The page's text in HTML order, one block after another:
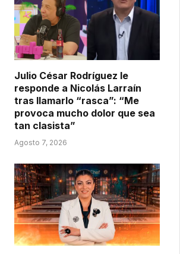
Julio César Rodríguez le
responde a Nicolás Larraín
tras llamarlo “rasca”: “Me
provoca mucho dolor que sea
tan clasista”
Agosto 7, 2026